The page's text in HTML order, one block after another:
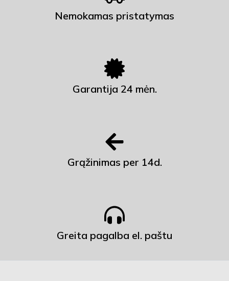
Nemokamas pristatymas
Garantija 24 mėn.
Grąžinimas per 14d.
Greita pagalba el. paštu